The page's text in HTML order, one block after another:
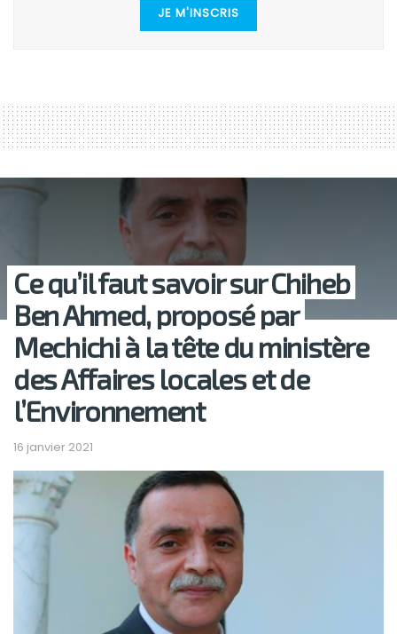
JE M'INSCRIS
Ce qu’il faut savoir sur Chiheb
Ben Ahmed, proposé par
Mechichi à la tête du ministère
des Affaires locales et de
l’Environnement
16 janvier 2021